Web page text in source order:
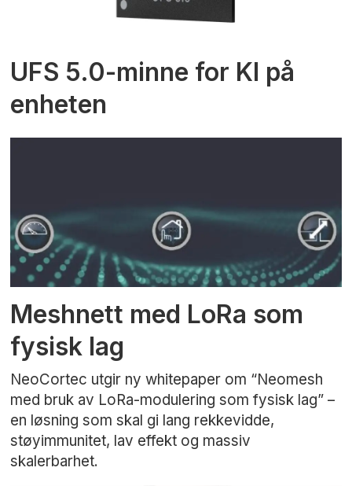
UFS 5.0-minne for KI på
enheten
Meshnett med LoRa som
fysisk lag
NeoCortec utgir ny whitepaper om “Neomesh
med bruk av LoRa-modulering som fysisk lag” –
en løsning som skal gi lang rekkevidde,
støyimmunitet, lav effekt og massiv
skalerbarhet.